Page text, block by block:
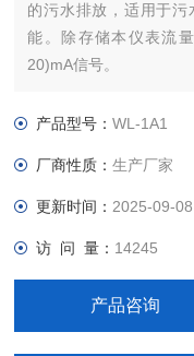
的污水排放，适用于
能。除存储本仪表流
20)mA信号。
产品型号：WL-1A1
厂商性质：生产厂家
更新时间： 2025-09-08
访 问 量： 14245
产品咨询